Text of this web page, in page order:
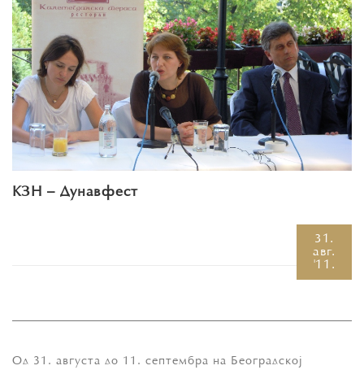
КЗН – Дунавфест
31.
авг.
'11.
Од 31. августа до 11. септембра на Београдској